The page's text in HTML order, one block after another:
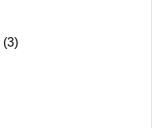
(3)